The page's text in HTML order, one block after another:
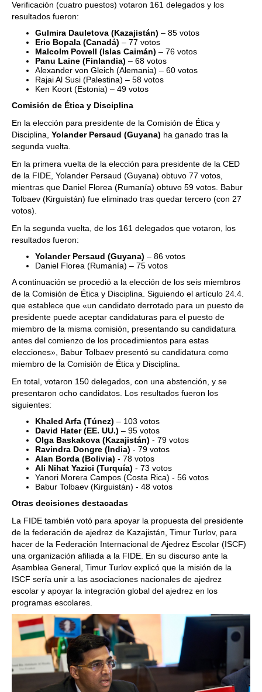
Verificación (cuatro puestos) votaron 161 delegados y los
resultados fueron:
Gulmira Dauletova (Kazajistán) – 85 votos
Eric Bopala (Canadá) – 77 votos
Malcolm Powell (Islas Caimán) – 76 votos
Panu Laine (Finlandia) – 68 votos
Alexander von Gleich (Alemania) – 60 votos
Rajai Al Susi (Palestina) – 58 votos
Ken Koort (Estonia) – 49 votos
Comisión de Ética y Disciplina
En la elección para presidente de la Comisión de Ética y
Disciplina, Yolander Persaud (Guyana) ha ganado tras la
segunda vuelta.
En la primera vuelta de la elección para presidente de la CED
de la FIDE, Yolander Persaud (Guyana) obtuvo 77 votos,
mientras que Daniel Florea (Rumanía) obtuvo 59 votos. Babur
Tolbaev (Kirguistán) fue eliminado tras quedar tercero (con 27
votos).
En la segunda vuelta, de los 161 delegados que votaron, los
resultados fueron:
Yolander Persaud (Guyana) – 86 votos
Daniel Florea (Rumanía) – 75 votos
A continuación se procedió a la elección de los seis miembros
de la Comisión de Ética y Disciplina. Siguiendo el artículo 24.4.
que establece que «un candidato derrotado para un puesto de
presidente puede aceptar candidaturas para el puesto de
miembro de la misma comisión, presentando su candidatura
antes del comienzo de los procedimientos para estas
elecciones», Babur Tolbaev presentó su candidatura como
miembro de la Comisión de Ética y Disciplina.
En total, votaron 150 delegados, con una abstención, y se
presentaron ocho candidatos. Los resultados fueron los
siguientes:
Khaled Arfa (Túnez) – 103 votos
David Hater (EE. UU.) – 95 votos
Olga Baskakova (Kazajistán) - 79 votos
Ravindra Dongre (India) - 79 votos
Alan Borda (Bolivia) - 78 votos
Ali Nihat Yazici (Turquía) - 73 votos
Yanori Morera Campos (Costa Rica) - 56 votos
Babur Tolbaev (Kirguistán) - 48 votos
Otras decisiones destacadas
La FIDE también votó para apoyar la propuesta del presidente
de la federación de ajedrez de Kazajistán, Timur Turlov, para
hacer de la Federación Internacional de Ajedrez Escolar (ISCF)
una organización afiliada a la FIDE. En su discurso ante la
Asamblea General, Timur Turlov explicó que la misión de la
ISCF sería unir a las asociaciones nacionales de ajedrez
escolar y apoyar la integración global del ajedrez en los
programas escolares.